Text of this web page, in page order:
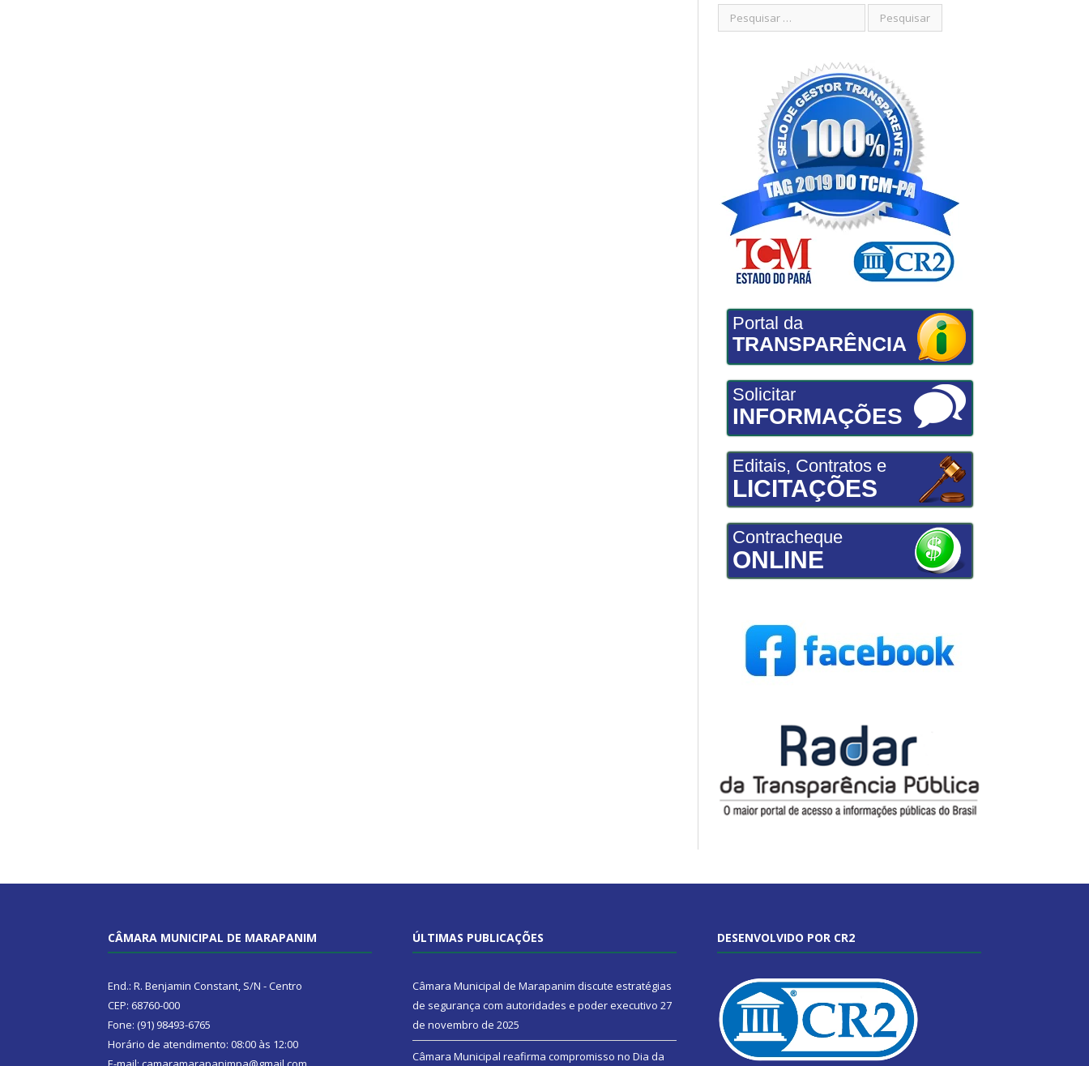
Portal da
TRANSPARÊNCIA
Solicitar
INFORMAÇÕES
Editais, Contratos e
LICITAÇÕES
Contracheque
ONLINE
CÂMARA MUNICIPAL DE MARAPANIM
End.: R. Benjamin Constant, S/N - Centro
CEP: 68760-000
Fone: (91) 98493-6765
Horário de atendimento: 08:00 às 12:00
ÚLTIMAS PUBLICAÇÕES
Câmara Municipal de Marapanim discute estratégias
de segurança com autoridades e poder executivo 27
de novembro de 2025
Câmara Municipal reafirma compromisso no Dia da
DESENVOLVIDO POR CR2